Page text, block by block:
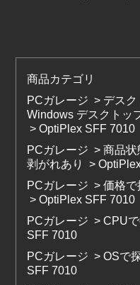
商品カテゴリ
PCガレージ > デスク
Windows デスクトッ
>OptiPlex SFF 7010
PCガレージ >商品状
剥がれあり
>
PCガレージ >価格で
>OptiPlex SFF 7010
PCガレージ >CPU
SFF 7010
PCガレージ >OSで
SFF 7010